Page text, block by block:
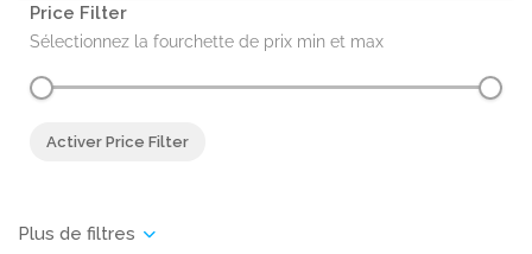
Price Filter
Sélectionnez la fourchette de prix min et max
Activer Price Filter